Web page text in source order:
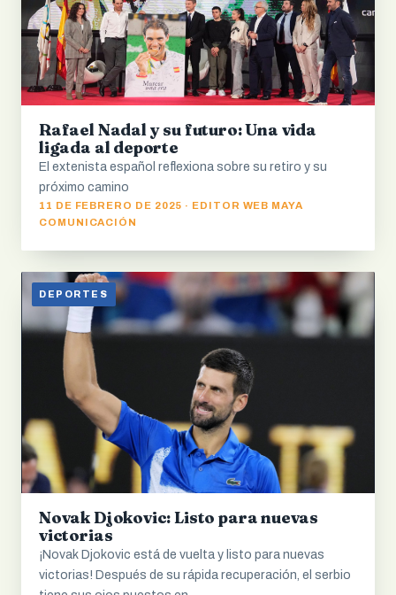
Rafael Nadal y su futuro: Una vida
ligada al deporte
El extenista español reflexiona sobre su retiro y su
próximo camino
11 DE FEBRERO DE 2025 · EDITOR WEB MAYA
COMUNICACIÓN
DEPORTES
Novak Djokovic: Listo para nuevas
victorias
¡Novak Djokovic está de vuelta y listo para nuevas
victorias! Después de su rápida recuperación, el serbio